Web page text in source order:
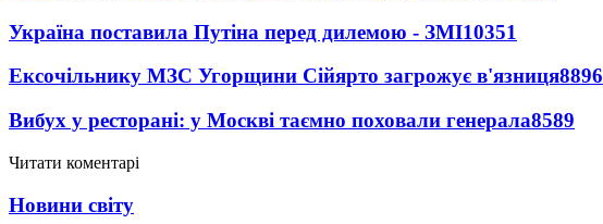
Україна поставила Путіна перед дилемою - ЗМІ10351
Ексочільнику МЗС Угорщини Сійярто загрожує в'язниця8896
Вибух у ресторані: у Москві таємно поховали генерала8589
Читати коментарі
Новини світу